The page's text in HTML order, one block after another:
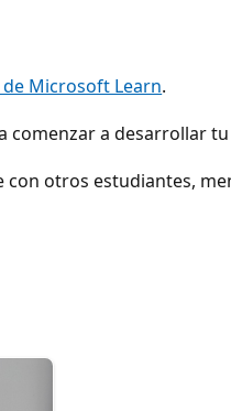
Microsoft Learn.
comenzar a desarrollar
con otros estudiantes,